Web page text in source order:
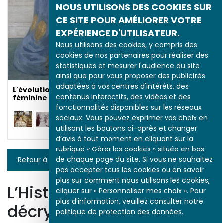
NOUS UTILISONS DES COOKIES SUR
CE SITE POUR AMÉLIORER VOTRE
EXPÉRIENCE D'UTILISATEUR.
Nous utilisons des cookies, y compris des
cookies de nos partenaires pour réaliser des
statistiques et mesurer l'audience du site
ainsi que pour vous proposer des publicités
adaptées à vos centres d'intérêts, des
contenus interactifs, des vidéos et des
fonctionnalités disponibles sur les réseaux
sociaux. Vous pouvez exprimer vos choix en
utilisant les boutons ci-après et changer
d’avis à tout moment en cliquant sur la
rubrique « Gérer les cookies » située en bas
de chaque page du site. Si vous ne souhaitez
pas accepter tous les cookies ou en savoir
plus sur comment nous utilisons les cookies,
cliquer sur « Personnaliser mes choix ». Pour
plus d’information, veuillez consulter notre
politique de protection des données.
L'évolution de la mode
féminine 1880-1920
Retour à la liste
L’Histoire par l’image
décrypte l’histoire